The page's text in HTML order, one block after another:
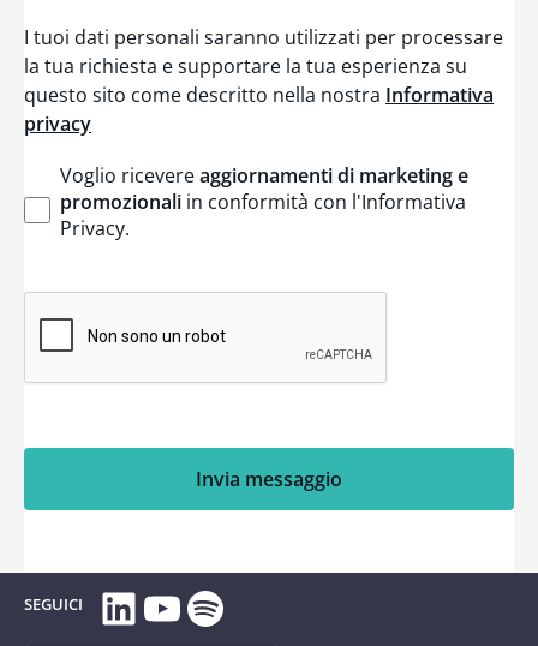
I tuoi dati personali saranno utilizzati per processare
la tua richiesta e supportare la tua esperienza su
questo sito come descritto nella nostra Informativa
privacy
Voglio ricevereaggiornamenti di marketing e
promozionali in conformità con l'Informativa
Privacy.
Invia messaggio
SEGUICI LinkedIn
YouTube
Spotify